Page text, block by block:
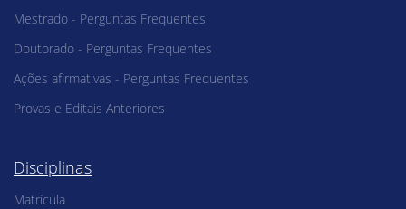
Mestrado - Perguntas Frequentes
Doutorado - Perguntas Frequentes
Ações afirmativas - Perguntas Frequentes
Provas e Editais Anteriores
Disciplinas
Matrícula